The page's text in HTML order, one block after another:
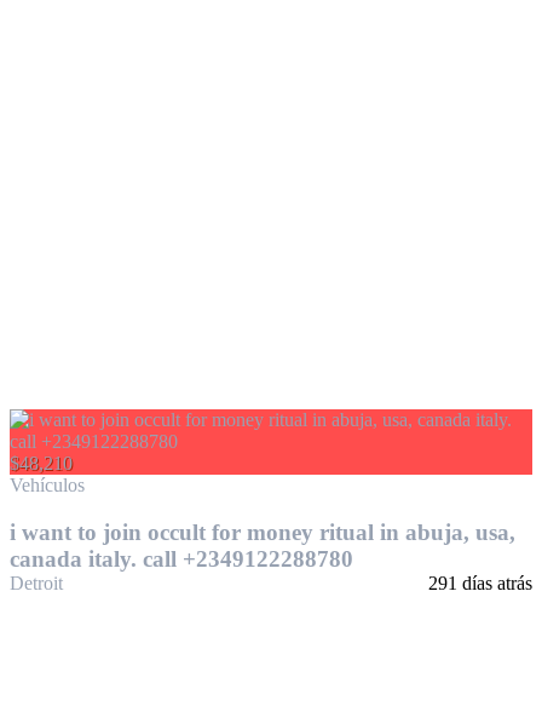
$48,210
Vehículos
i want to join occult for money ritual in abuja, usa,
canada italy. call +2349122288780
Detroit 291 días atrás